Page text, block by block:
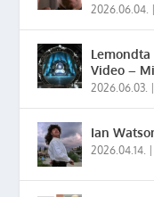
2026.06.04.
Video –
2026.06.03. |
Ian
2026.04.14. |